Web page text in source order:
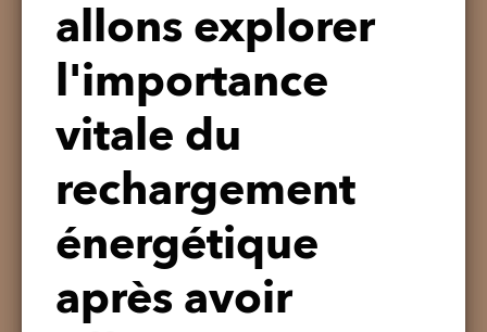
allons explorer
l'importance
vitale du
rechargement
énergétique
après avoir